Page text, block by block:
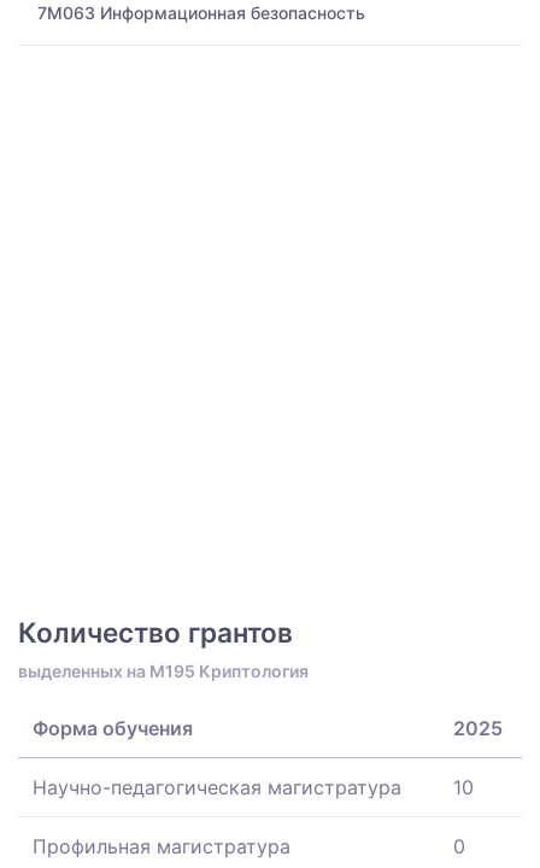
7M063 Информационная безопасность
Количество грантов
выделенных на M195 Криптология
Форма обучения 2025
Научно-педагогическая магистратура 10
Профильная магистратура 0